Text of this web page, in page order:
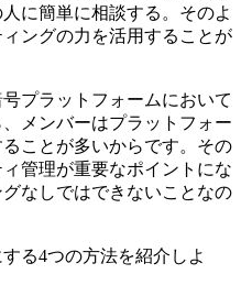
に簡単に相談する。そのよ
ングの力を活用することが
プラットフォームにおいて
メンバーはプラットフォー
ことが多いからです。その
管理が重要なポイントにな
なしではできないことなの
る4つの方法を紹介しよ